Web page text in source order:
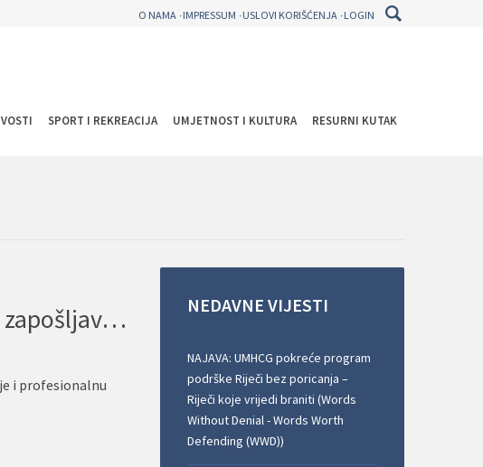
O NAMA IMPRESSUM USLOVI KORIŠĆENJA LOGIN
SPORT I REKREACIJA UMJETNOST I KULTURA RESURNI KUTAK
Javni poziv poslodavcima u Bosni i Hercegovini i Crnoj Gori za zapošljavanje pripravnika osoba s invaliditetom
i profesionalnu
NEDAVNE VIJESTI
NAJAVA: UMHCG pokreće program
podrške Riječi bez poricanja –
Riječi koje vrijedi braniti (Words
Without Denial - Words Worth
Defending (WWD))